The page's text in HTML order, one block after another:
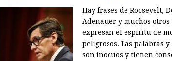
Hay frases de Roosevelt,
Adenauer y muchos
expresan el espíritu de
peligrosos. Las palabras
son inocuos y tienen